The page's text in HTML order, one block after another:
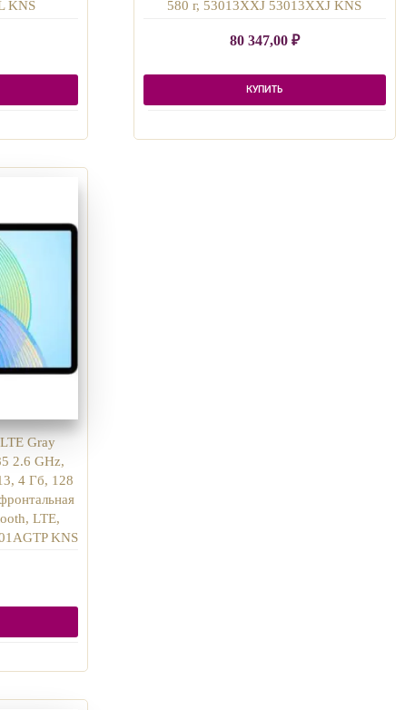
KNS
580 г, 53013XXJ 53013XXJ KNS
80 347,00 ₽
КУПИТЬ
Gray
2.6 GHz,
4 Гб, 128
LTE,
KNS